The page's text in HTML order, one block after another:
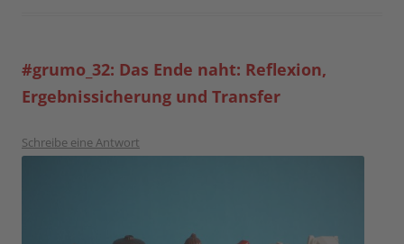
#grumo_32: Das Ende naht: Reflexion,
Ergebnissicherung und Transfer
Schreibe eine Antwort